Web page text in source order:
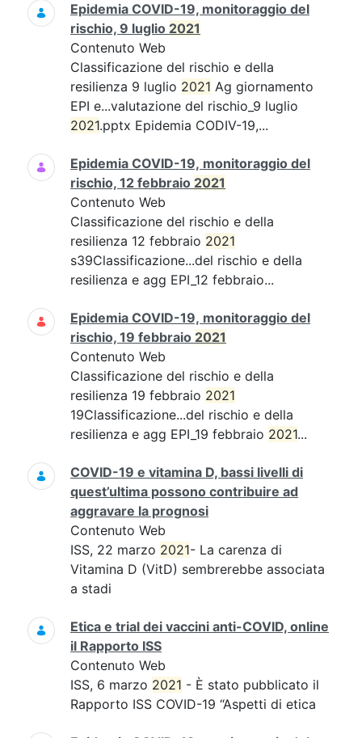
Epidemia COVID-19, monitoraggio del
rischio, 9 luglio 2021
Contenuto Web
Classificazione del rischio e della
resilienza 9 luglio 2021 Ag giornamento
EPI e...valutazione del rischio_9 luglio
2021.pptx Epidemia CODIV-19,...
Epidemia COVID-19, monitoraggio del
rischio, 12 febbraio 2021
Contenuto Web
Classificazione del rischio e della
resilienza 12 febbraio 2021
s39Classificazione...del rischio e della
resilienza e agg EPI_12 febbraio...
Epidemia COVID-19, monitoraggio del
rischio, 19 febbraio 2021
Contenuto Web
Classificazione del rischio e della
resilienza 19 febbraio 2021
19Classificazione...del rischio e della
resilienza e agg EPI_19 febbraio 2021...
COVID-19 e vitamina D, bassi livelli di
quest’ultima possono contribuire ad
aggravare la prognosi
Contenuto Web
ISS, 22 marzo 2021- La carenza di
Vitamina D (VitD) sembrerebbe associata
a stadi
Etica e trial dei vaccini anti-COVID, online
il Rapporto ISS
Contenuto Web
ISS, 6 marzo 2021 - È stato pubblicato il
Rapporto ISS COVID-19 “Aspetti di etica